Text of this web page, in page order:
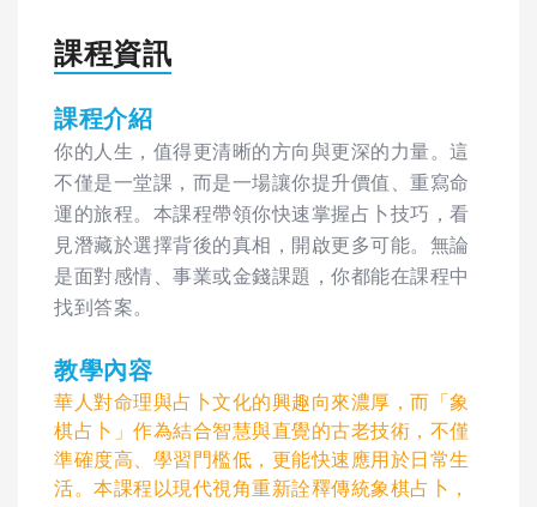
課程資訊
課程介紹
你的人生，值得更清晰的方向與更深的力量。這
不僅是一堂課，而是一場讓你提升價值、重寫命
運的旅程。本課程帶領你快速掌握占卜技巧，看
見潛藏於選擇背後的真相，開啟更多可能。無論
是面對感情、事業或金錢課題，你都能在課程中
找到答案。
教學內容
華人對命理與占卜文化的興趣向來濃厚，而「象
棋占卜」作為結合智慧與直覺的古老技術，不僅
準確度高、學習門檻低，更能快速應用於日常生
活。本課程以現代視角重新詮釋傳統象棋占卜，